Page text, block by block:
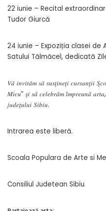
22 iunie – Recital
Tudor Giurcă
24 iunie – Expoziția clasei de
Satului Tălmăcel, dedicată
𝑉𝑎̆ 𝑖𝑛𝑣𝑖𝑡𝑎̆𝑚 𝑠𝑎̆ 𝑠𝑢𝑠𝑡̦𝑖𝑛𝑒𝑡̦𝑖 𝑐𝑢𝑟𝑠𝑎𝑛𝑡̦𝑖𝑖
𝑀𝑖𝑐𝑢” 𝑠̦𝑖 𝑠𝑎̆ 𝑐𝑒𝑙𝑒𝑏𝑟𝑎̆𝑚 𝑖̂𝑚𝑝𝑟𝑒𝑢𝑛𝑎̆ 𝑎𝑟𝑡𝑎,
𝑗𝑢𝑑𝑒𝑡̦𝑢𝑙𝑢𝑖 𝑆𝑖𝑏𝑖𝑢.
Intrarea este liberă.
Scoala Populara de Arte si
Consiliul Judetean Sibiu